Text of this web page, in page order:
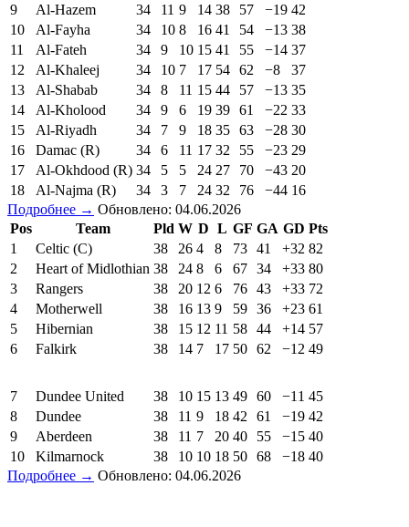
9
Al-Hazem 34 11 9 14 38 57 −19 42
10
Al-Fayha 34 10 8 16 41 54 −13 38
11
Al-Fateh 34 9 10 15 41 55 −14 37
12
Al-Khaleej 34 10 7 17 54 62 −8
37
13
Al-Shabab 34 8 11 15 44 57 −13 35
14
Al-Kholood 34 9 6 19 39 61 −22 33
15
Al-Riyadh 34 7 9 18 35 63 −28 30
16
Damac (R) 34 6 11 17 32 55 −23 29
17
Al-Okhdood (R) 34 5 5 24 27 70 −43 20
18
Al-Najma (R) 34 3 7 24 32 76 −44 16
Подробнее → Обновлено: 04.06.2026
Pos
Team Pld W D L GF GA GD Pts
1
Celtic (C) 38 26 4 8 73 41 +32 82
2
Heart of Midlothian 38 24 8 6 67 34 +33 80
3
Rangers 38 20 12 6 76 43 +33 72
4
Motherwell 38 16 13 9 59 36 +23 61
5
Hibernian 38 15 12 11 58 44 +14 57
6
Falkirk 38 14 7 17 50 62 −12 49
7 Dundee United 38 10 15 13 49 60 −11 45
8
Dundee 38 11 9 18 42 61 −19 42
9
Aberdeen 38 11 7 20 40 55 −15 40
10
Kilmarnock 38 10 10 18 50 68 −18 40
Подробнее → Обновлено: 04.06.2026